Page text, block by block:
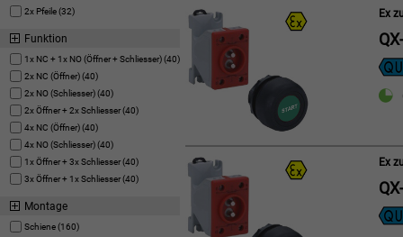
2x Pfeile (32)
Funktion
1x NC + 1x NO (Öffner + Schliesser) (40)
2x NC (Öffner) (40)
2x NO (Schliesser) (40)
2x Öffner + 2x Schliesser (40)
4x NC (Öffner) (40)
4x NO (Schliesser) (40)
1x Öffner + 3x Schliesser (40)
3x Öffner + 1x Schliesser (40)
Montage
Schiene (160)
Ex
Ex